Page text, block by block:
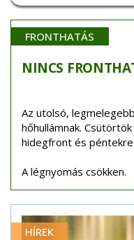
FRONTHATÁS
NINCS
Az utolsó,
hőhullámnak.
hidegfront és
A légnyomás csökken.
HÍREK